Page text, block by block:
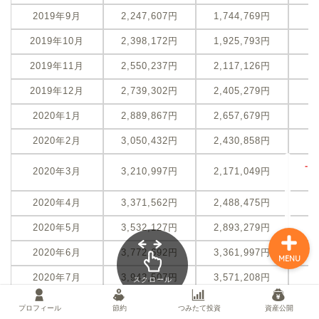
2019年9月 2,247,607円 1,744,769円
2019年10月 2,398,172円 1,925,793円
2019年11月 2,550,237円 2,117,126円
2019年12月 2,739,302円 2,405,279円
2020年1月 2,889,867円 2,657,679円
2020年2月 3,050,432円 2,430,858円
2020年3月 3,210,997円 2,171,049円
-
2020年4月 3,371,562円 2,488,475円
2020年5月 3,532,127円 2,893,279円
2020年6月 3,772,692円 3,361,997円 -
2020年7月 3,943,507円 3,571,208円
2020年8月 4,114,322円 3,832,811円
スクロール
プロフィール 節約 つみたて投資 資産公開
MENU
プロフィール
節約
つみたて投資
資産公開